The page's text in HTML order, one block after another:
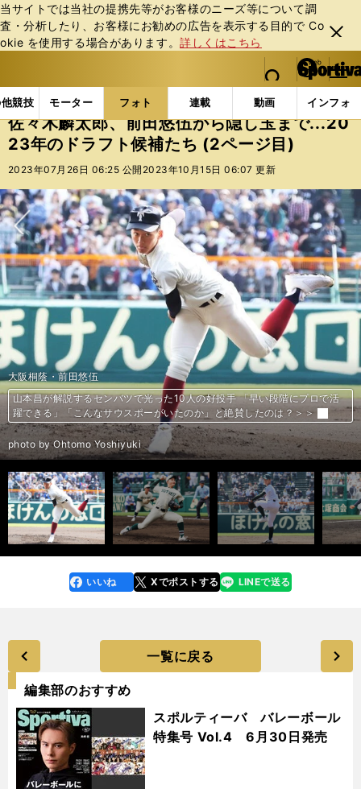
当サイトでは当社の提携先等がお客様のニーズ等について調
査・分析したり、お客様にお勧めの広告を表⽰する⽬的で Co
okie を使⽤する場合があります。詳しくはこちら
閉じ
る
web Sportiva (webスポルティーバ)
検索
マイペ
ー
ジ
メニュ
競技 モーター フォト 連載 動画 インフォ
b
ス
ポ
ル
ー
バ
フォトギャラリー コラムフォト 佐々木麟太郎、前
佐々木麟太郎、前田悠伍から隠し玉まで...20
23年のドラフト候補たち (2ページ目)
2023年07月26日 06:25 公開 2023年10月15日 06:07 更新
次へ
花巻東・佐々木麟太郎
花巻東・佐々木麟太郎が先輩・大谷翔平の姿から学んだこと 最後の夏へ
の思い＞＞
photo by Sasaki Toru
大阪桐蔭・前田悠伍
山本昌が解説するセンバツで光った10人の好投手 「早い段階にプロで活
躍できる」「こんなサウスポーがいたのか」と絶賛したのは？＞＞
photo by Ohtomo Yoshiyuki
報徳学園・盛田智矢
山本昌が解説するセンバツで光った10人の好投手 「早い段階にプロで活
躍できる」「こんなサウスポーがいたのか」と絶賛したのは？＞＞
photo by Ohtomo Yoshiyuki
専大松戸・平野大地
山本昌が解説するセンバツで光った10人の好投手 「早い段階にプロで活
躍できる」「こんなサウスポーがいたのか」と絶賛したのは？＞＞
photo by Ohtomo Yoshiyuki
仙台育英・高橋
山本昌が解説するセンバツで光った10人の好投手 「早い段階にプロで活
躍できる」「こんなサウスポーがいたのか」と絶賛したのは？＞＞
photo by Ohtomo Yoshiyuki
東北・ハッブス大起
山本昌が解説するセンバツで光った10人の好投手 「早い段階にプロで活
躍できる」「こんなサウスポーがいたのか」と絶賛したのは？＞＞
photo by Ohtomo Yoshiyuki
能代松陽・森岡大智
山本昌が解説するセンバツで光った10人の好投手 「早い段階にプロで活
躍できる」「こんなサウスポーがいたのか」と絶賛したのは？＞＞
photo by Ohtomo Yoshiyuki
大阪桐蔭・南恒誠
山本昌が解説するセンバツで光った10人の好投手 「早い段階にプロで活
躍できる」「こんなサウスポーがいたのか」と絶賛したのは？＞＞
photo by Ohtomo Yoshiyuki
光・升田早人
山本昌が解説するセンバツで光った10人の好投手 「早い段階にプロで活
躍できる」「こんなサウスポーがいたのか」と絶賛したのは？＞＞
photo by Ohtomo Yoshiyuki
東海大菅生・日當直喜
山本昌が解説するセンバツで光った10人の好投手 「早い段階にプロで活
躍できる」「こんなサウスポーがいたのか」と絶賛したのは？＞＞
photo by Ohtomo Yoshiyuki
履正社・福田幸之介
山本昌が解説するセンバツで光った10人の好投手 「早い段階にプロで活
躍できる」「こんなサウスポーがいたのか」と絶賛したのは？＞＞
photo by Ohtomo Yoshiyuki
報徳学園・堀柊那
「高校ナンバーワン捕手」は早くも確定か 報徳学園・堀柊那はたしかな技
術と天性の華でドラフト上位候補になる＞＞
photo by Kikuchi Takahiro
横浜高・緒方漣
衝撃の甲子園デビューから１年「こういう選手がいるチームは強い」を体
現する男。横浜・緒方漣を支える反骨心と図太さ＞＞
photo by Ohtomo Yoshiyuki
広陵・真鍋慧
真鍋慧は木製バットでも快打連発 U18日本代表強化合宿で見せた圧倒的パ
フォーマンスにスカウトは何を思う？＞＞
photo by Ohtomo Yoshiyuki
高田高校・中山勝暁
「医師か、プロ野球か」悩めるドラフト候補、三重・高田高校の中山勝暁
が心境を吐露＞＞
photo by Kikuchi Takahiro
昌平・齋藤陽貴
オール５の頭脳で高校日本代表候補にも選出 昌平高校の捕手・齋藤陽貴
は指揮官が惚れ込んだ逸材＞＞
photo by Takagi Yu
仙台育英・高橋煌稀
仙台育英エース・高橋煌稀は藤川球児のストレートを目指す 基準は「育
英ガン」＞＞
photo by Kikuchi Takahiro
仙台育英・湯田統真
仙台育英の最速右腕・湯田統真が153キロに到達した方法 つかんだ理想
のバランス感覚＞＞
photo by Kikuchi Takahiro
仙台育英・仁田陽翔
仙台育英の左腕・仁田陽翔はプロ野球選手を凌ぐ身体能力！ 規格外の数値
を記録＞＞
photo by Taguchi Genki
東邦・宮國凌空
大阪桐蔭・前田悠伍だけじゃない！ 最速151キロの快腕から素材型右腕ま
でセンバツ大注目の好投手10人＞＞
photo by Ohtomo Yoshiyuki
北陸・友廣陸
大阪桐蔭・前田悠伍だけじゃない！ 最速151キロの快腕から素材型右腕ま
でセンバツ大注目の好投手10人＞＞
photo by Ohtomo Yoshiyuki
滝川二・坂井陽翔
ドラフト候補の本音。滝川二の大器・坂井陽翔は「ポテンシャルだけじゃ
意味がない」＞＞
photo by Kikuchi Takahiro
山形中央・武田陸玖
名将・馬淵史郎監督も絶賛の「二刀流」山形中央・武田陸玖 ＞＞
photo by Kikuchi Takahiro
享栄・東松快征
大阪桐蔭・前田悠伍と双璧をなす享栄・東松快征 重量挙げ元日本チャンピ
オンの父から譲り受けたパワーで最速152キロをマーク＞＞
photo by Kikuchi Takahiro
常葉大菊川・鈴木叶
センバツ視察のスカウトが「こんなピッチャーがいたんだ！」と驚いた逸
材は？ 「ドラフト指名確実」と評価急上昇の捕手も＞＞
photo by Ohtomo Yoshiyuki
金光大阪・キャリー・パトリック波也斗
金光大阪、大阪桐蔭、履正社の不思議な三角関係…「２強時代」に待った
をかけるか＞＞
photo by Sankei Visual
日本ウェルネス長野・杉浦匠
坂本勇人級の大型遊撃手が奥信濃にいる！ 日本ウェルネス長野・杉浦匠が
この夏本格化＞＞
東洋大・細野晴希
佐々木朗希、宮城大弥らの「ゴールデンエイジ」にまた逸材左腕 もはや東
洋大・細野晴希は「何球団から１位指名されるか」のレベル＞＞
photo by Kikuchi Takahiro
関西大・有馬諒
関西大の有馬諒が大学ナンバーワン捕手の座へ ライバルには「自分より能
力が高いのは明らか。でも最終的に勝てればいい」＞＞
photo by Kikuchi Takahiro
法政大・今泉颯太
イチローとコンビを組んだ名手も認める能力。ドラフト候補・今泉颯太の
評価が爆上がり中＞＞
photo by Kikuchi Takahiro
平成国際大・冨士隼斗
プロスカウトが絶賛する大学球界の好投手5人。155キロ右腕、タテスラの
使い手など大学日本代表候補合宿で魅せた＞＞
photo by Kikuchi Takahiro
桐蔭横浜大・古謝樹
ドラフト戦線の隠れた実力派 150キロ左腕の桐蔭横浜大・古謝樹は、球速
よりも「球質」で勝負する＞＞
photo by Kikuchi Takahiro
名城大・松本凌人
メジャーを目指す和製イム・チャンヨン 名城大・松本凌人は無念の代表落
選も前を向く＞＞
photo by Kikuchi Takahiro
白鴎大・福島圭音
驚異の８試合20盗塁で首位打者も獲得…白鴎大・福島圭音は快足を武器に
「全国での勝利」と「プロ」を目指す＞＞
photo by Kikuchi Takahiro
上武大・進藤勇也
ドラフト戦線を異次元の強肩で賑わす上武大・進藤勇也 未来の「侍ジャ
パン」正捕手となりえる逸材＞＞
photo by Kikuchi Takahiro
太成学院大・田中大聖
埋もれていた二刀流の超逸材 太成学院大・田中大聖は「バリバリの孤独」
でも最速153キロで俊足強打＞＞
photo by Kikuchi Takahiro
星槎道都大・滝田一希
全日本大学選手権で存在感を示した好投手３人 ポテンシャルは一級品、ド
ラフトで上位指名も…＞＞
photo by Ohtomo Yoshiyuki
東日本国際大・大山凌
全日本大学選手権で存在感を示した好投手３人 ポテンシャルは一級品、ド
ラフトで上位指名も…＞＞
photo by Ohtomo Yoshiyuki
明治大・村田賢一
全日本大学選手権で存在感を示した好投手３人 ポテンシャルは一級品、ド
ラフトで上位指名も…＞＞
photo by Ohtomo Yoshiyuki
立命館大・谷脇弘起
立命館大・谷脇弘起は変化量、曲がり幅を自在に操る「稀代のスライダー
使い」＞＞
photo by Ohtomo Yoshiyuki
青山学院大・常廣羽也斗
青学大・常廣羽也斗は2023年ドラフト戦線のナンバーワン右腕か？ 最速
153キロの快速球、しなやかな投球フォームはまるで岸孝之＞＞
photo by Kikuchi Takahiro
明治大・上田希由翔
＞＞
photo by Ohtomo Yoshiyuki
日本文理大・東門寿哉
自己評価が異様に低いドラフト候補、東門寿哉の実力は「プロの俊足選手
と遜色ない」＞＞
photo by Kikuchi Takahiro
群馬ダイヤモンドペガサス・奥村光一
事実上の引退勧告、指名漏れにも負けず、BC群馬・奥村光一はNPBへ
「ラスト１年、死にものぐるいでやってやる」＞＞
photo by Kikuchi Takahiro
ENEOS・度会隆輝
元ヤクルトの父を持つ度会隆輝はドラフト指名漏れから３年 「走攻守で
はるかに成長してやる」の有言実行で猛アピール＞＞
photo by Kikuchi Takahiro
山梨学院大・宮崎一樹
井端弘和も逸材と認めたドラフト候補 山梨学院大・宮崎一樹の反骨心
中高6年間控えから覚醒＞＞
photo by Takagi Yu
徳島インディゴソックス・井上絢登
「独立のギータ」徳島インディゴソックス・井上絢登を待ち受けるのはプ
ロか、野球引退か＞＞
photo by Kikuchi Takahiro
前へ
faceboo
k
いいね Xでポストする
line LINEで送る
一覧に戻る
編集部のおすすめ
スポルティーバ バレーボール
特集号 Vol.4 6月30日発売